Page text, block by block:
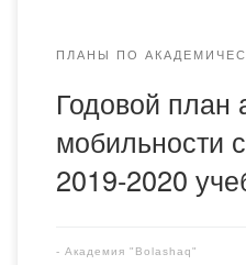
ПЛАНЫ ПО
Годовой план
мобильности
2019-2020
- Академия "Bolashaq"